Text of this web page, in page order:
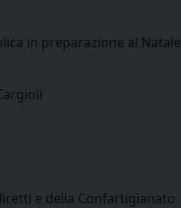
in preparazione al Natale
e della Confartigianato